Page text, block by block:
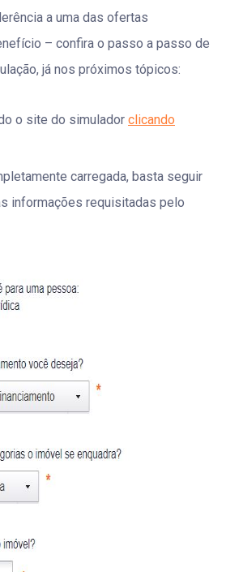
a uma das ofertas
– confira o passo a passo de
já nos próximos tópicos:
o site do simulador clicando
carregada, basta seguir
informações requisitadas pelo